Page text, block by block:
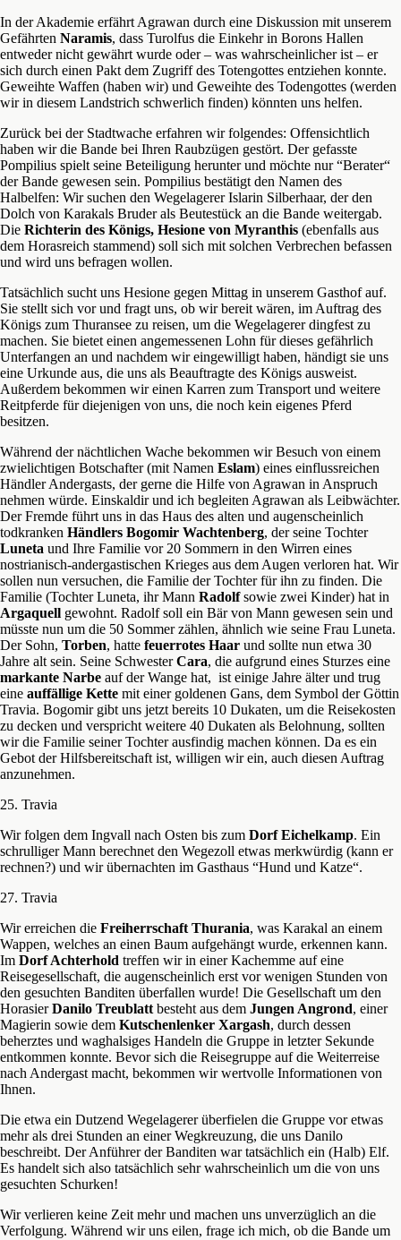
In der Akademie erfährt Agrawan durch eine Diskussion mit unserem
Gefährten Naramis, dass Turolfus die Einkehr in Borons Hallen
entweder nicht gewährt wurde oder – was wahrscheinlicher ist – er
sich durch einen Pakt dem Zugriff des Totengottes entziehen konnte.
Geweihte Waffen (haben wir) und Geweihte des Todengottes (werden
wir in diesem Landstrich schwerlich finden) könnten uns helfen.
Zurück bei der Stadtwache erfahren wir folgendes: Offensichtlich
haben wir die Bande bei Ihren Raubzügen gestört. Der gefasste
Pompilius spielt seine Beteiligung herunter und möchte nur “Berater“
der Bande gewesen sein. Pompilius bestätigt den Namen des
Halbelfen: Wir suchen den Wegelagerer Islarin Silberhaar, der den
Dolch von Karakals Bruder als Beutestück an die Bande weitergab.
Die Richterin des Königs, Hesione von Myranthis (ebenfalls aus
dem Horasreich stammend) soll sich mit solchen Verbrechen befassen
und wird uns befragen wollen.
Tatsächlich sucht uns Hesione gegen Mittag in unserem Gasthof auf.
Sie stellt sich vor und fragt uns, ob wir bereit wären, im Auftrag des
Königs zum Thuransee zu reisen, um die Wegelagerer dingfest zu
machen. Sie bietet einen angemessenen Lohn für dieses gefährlich
Unterfangen an und nachdem wir eingewilligt haben, händigt sie uns
eine Urkunde aus, die uns als Beauftragte des Königs ausweist.
Außerdem bekommen wir einen Karren zum Transport und weitere
Reitpferde für diejenigen von uns, die noch kein eigenes Pferd
besitzen.
Während der nächtlichen Wache bekommen wir Besuch von einem
zwielichtigen Botschafter (mit Namen Eslam) eines einflussreichen
Händler Andergasts, der gerne die Hilfe von Agrawan in Anspruch
nehmen würde. Einskaldir und ich begleiten Agrawan als Leibwächter.
Der Fremde führt uns in das Haus des alten und augenscheinlich
todkranken Händlers Bogomir Wachtenberg, der seine Tochter
Luneta und Ihre Familie vor 20 Sommern in den Wirren eines
nostrianisch-andergastischen Krieges aus dem Augen verloren hat. Wir
sollen nun versuchen, die Familie der Tochter für ihn zu finden. Die
Familie (Tochter Luneta, ihr Mann Radolfsowie zwei Kinder) hat in
Argaquell gewohnt. Radolf soll ein Bär von Mann gewesen sein und
müsste nun um die 50 Sommer zählen, ähnlich wie seine Frau Luneta.
Der Sohn, Torben, hatte feuerrotes Haar und sollte nun etwa 30
Jahre alt sein. Seine SchwesterCara, die aufgrund eines Sturzes eine
markante Narbe auf der Wange hat, ist einige Jahre älter und trug
eine auffällige Kette mit einer goldenen Gans, dem Symbol der Göttin
Travia. Bogomir gibt uns jetzt bereits 10 Dukaten, um die Reisekosten
zu decken und verspricht weitere 40 Dukaten als Belohnung, sollten
wir die Familie seiner Tochter ausfindig machen können. Da es ein
Gebot der Hilfsbereitschaft ist, willigen wir ein, auch diesen Auftrag
anzunehmen.
25. Travia
Wir folgen dem Ingvall nach Osten bis zum Dorf Eichelkamp. Ein
schrulliger Mann berechnet den Wegezoll etwas merkwürdig (kann er
rechnen?) und wir übernachten im Gasthaus “Hund und Katze“.
27. Travia
Wir erreichen die Freiherrschaft Thurania, was Karakal an einem
Wappen, welches an einen Baum aufgehängt wurde, erkennen kann.
Im Dorf Achterhold treffen wir in einer Kachemme auf eine
Reisegesellschaft, die augenscheinlich erst vor wenigen Stunden von
den gesuchten Banditen überfallen wurde! Die Gesellschaft um den
HorasierDanilo Treublatt besteht aus dem Jungen Angrond, einer
Magierin sowie dem Kutschenlenker Xargash, durch dessen
beherztes und waghalsiges Handeln die Gruppe in letzter Sekunde
entkommen konnte. Bevor sich die Reisegruppe auf die Weiterreise
nach Andergast macht, bekommen wir wertvolle Informationen von
Ihnen.
Die etwa ein Dutzend Wegelagerer überfielen die Gruppe vor etwas
mehr als drei Stunden an einer Wegkreuzung, die uns Danilo
beschreibt. Der Anführer der Banditen war tatsächlich ein (Halb) Elf.
Es handelt sich also tatsächlich sehr wahrscheinlich um die von uns
gesuchten Schurken!
Wir verlieren keine Zeit mehr und machen uns unverzüglich an die
Verfolgung. Während wir uns eilen, frage ich mich, ob die Bande um